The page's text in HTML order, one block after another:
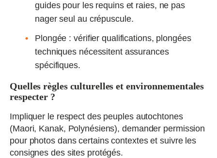
guides pour les requins et raies, ne pas
nager seul au crépuscule.
Plongée : vérifier qualifications, plongées
techniques nécessitent assurances
spécifiques.
Quelles règles culturelles et environnementales
respecter ?
Impliquer le respect des peuples autochtones
(Maori, Kanak, Polynésiens), demander permission
pour photos dans certains contextes et suivre les
consignes des sites protégés.